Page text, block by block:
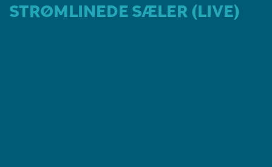
STRØMLINEDE SÆLER (LIVE)